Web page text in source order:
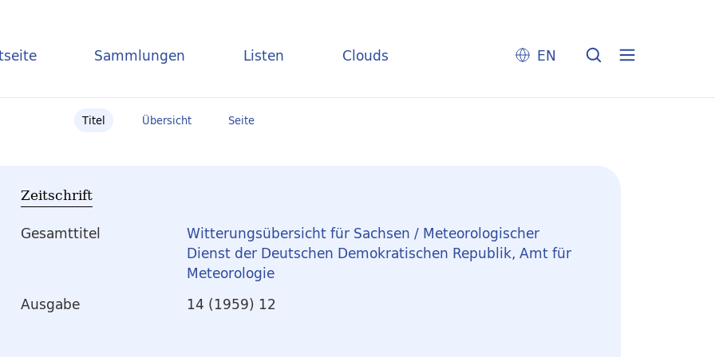
Sammlungen Listen Clouds EN
Titel Übersicht Seite
Zeitschrift
Gesamttitel
Witterungsübersicht für Sachsen / Meteorologischer
Dienst der Deutschen Demokratischen Republik, Amt für
Meteorologie
Ausgabe
14 (1959) 12